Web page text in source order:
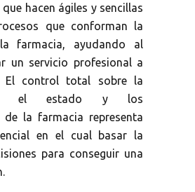
hacen ágiles y sencillas
que conforman la
farmacia, ayudando al
un servicio profesional a
El control total sobre la
el estado y los
de la farmacia representa
en el cual basar la
para conseguir una